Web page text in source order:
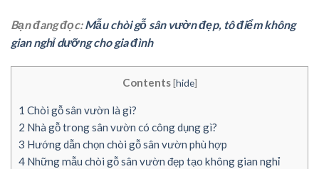
Bạn đang đọc:Mẫu chòi gỗ sân vườn đẹp, tô điểm không
gian nghỉ dưỡng cho gia đình
Contents [hide]
1 Chòi gỗ sân vườn là gì?
2 Nhà gỗ trong sân vườn có công dụng gì?
3 Hướng dẫn chọn chòi gỗ sân vườn phù hợp
4 Những mẫu chòi gỗ sân vườn đẹp tạo không gian nghỉ